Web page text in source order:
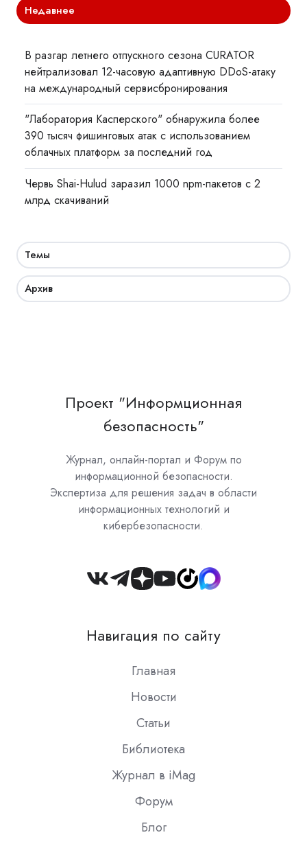
Недавнее
В разгар летнего отпускного сезона CURATOR
нейтрализовал 12-часовую адаптивную DDoS-атаку
на международный сервисбронирования
"Лаборатория Касперского" обнаружила более
390 тысяч фишинговых атак с использованием
облачных платформ за последний год
Червь Shai-Hulud заразил 1000 npm-пакетов с 2
млрд скачиваний
Темы
Архив
Проект "Информционная
безопасность"
Журнал, онлайн-портал и Форум по
информационной безопасности.
Экспертиза для решения задач в области
информационных технологий и
кибербезопасности.
Join
Slack
Навигация по сайту
Главная
Новости
Статьи
Библиотека
Журнал в iMag
Форум
Блог